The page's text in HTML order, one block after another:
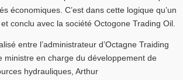
économiques. C’est dans cette logique qu’un
conclu avec la société Octogone Trading Oil.
entre l’administrateur d’Octagne Traiding
ministre en charge du développement de
hydrauliques, Arthur